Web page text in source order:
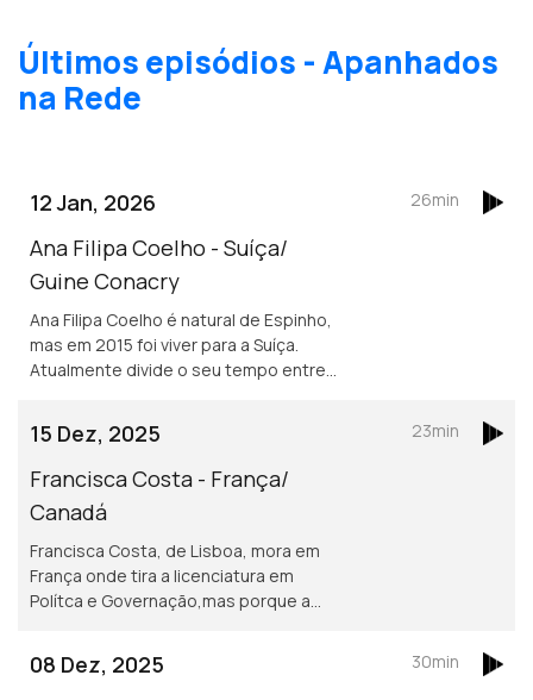
Últimos episódios - Apanhados
na Rede
12 Jan, 2026
Ana Filipa Coelho - Suíça/
Guine Conacry
Ana Filipa Coelho é natural de Espinho,
mas em 2015 foi viver para a Suíça.
Atualmente divide o seu tempo entre
humanitária Misty Ships.
26min
15 Dez, 2025
Francisca Costa - França/
Canadá
Francisca Costa, de Lisboa, mora em
França onde tira a licenciatura em
Polítca e Governação,mas porque a
Asilo e migração são áreas de
23min
08 Dez, 2025
30min